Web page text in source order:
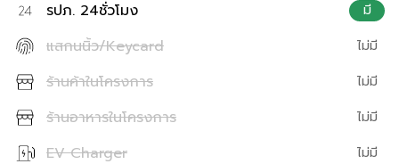
รปภ. 24ชั่วโมง มี
แสกนนิ้ว/Keycard ไม่มี
ร้านค้าในโครงการ ไม่มี
ร้านอาหารในโครงการ ไม่มี
EV Charger ไม่มี